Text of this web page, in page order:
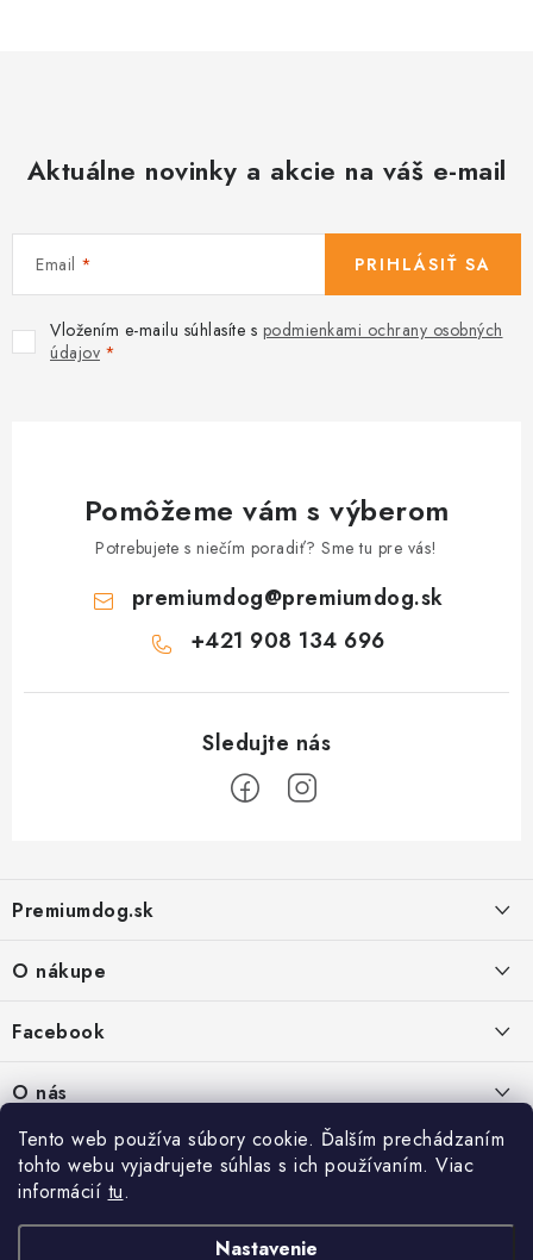
Tento web používa súbory cookie. Ďalším prechádzaním
tohto webu vyjadrujete súhlas s ich používaním. Viac
informácií tu.
Nastavenie
Aktuálne novinky a akcie na váš e-mail
Email
Vložením e-mailu súhlasíte s podmienkami ochrany osobných
údajov
PRIHLÁSIŤ SA
Pomôžeme vám s výberom
Potrebujete s niečím poradiť? Sme tu pre vás!
premiumdog@premiumdog.sk
+421 908 134 696
p
ä
Premiumdog.sk
PREDAJŇA:
Petőfiho 65
Štúrovo 943 01
Po-Pia - 8:00-18:00
O nákupe
Ochrana osobných údajov
Vrátanie tovaru
Reklamácie
Facebook
O nás
Kontakty
Prečo nakúpiť u nás
Predajňa